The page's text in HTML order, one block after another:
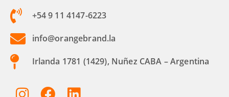
+54 9 11 4147-6223
info@orangebrand.la
Irlanda 1781 (1429), Nuñez CABA – Argentina